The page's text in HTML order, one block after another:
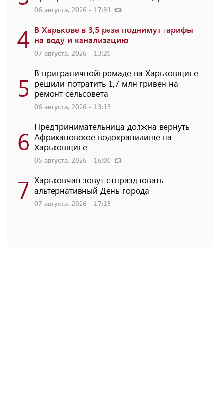
06 августа, 2026 - 17:31
4 В Харькове в 3,5 раза поднимут тарифы
на воду и канализацию
07 августа, 2026 - 13:20
5 В приграничнойгромаде на Харьковщине
решили потратить 1,7 млн ​​гривен на
ремонт сельсовета
06 августа, 2026 - 13:13
6 Предпринимательница должна вернуть
Африкановское водохранилище на
Харьковщине
05 августа, 2026 - 16:00
7 Харьковчан зовут отпраздновать
альтернативный День города
07 августа, 2026 - 17:15